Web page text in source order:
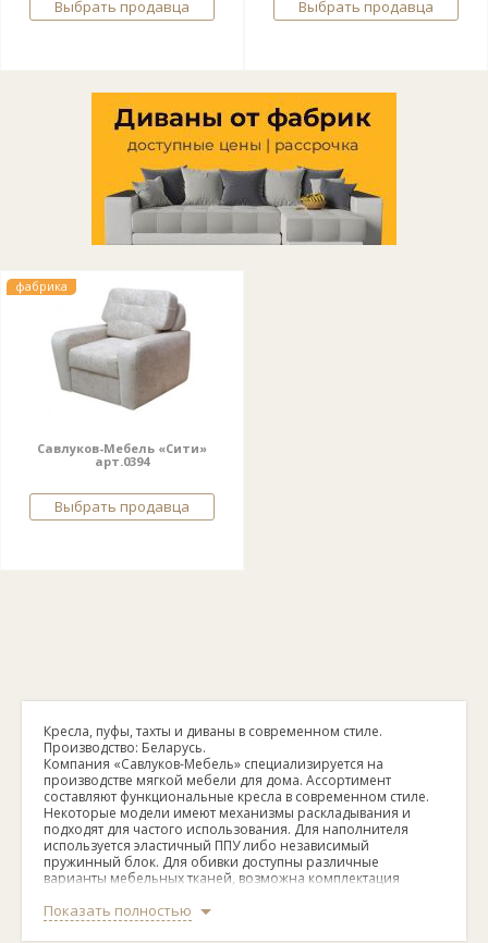
Выбрать продавца Выбрать продавца
фабрика
Савлуков-Мебель «Сити»
арт.0394
Выбрать продавца
Кресла, пуфы, тахты и диваны в современном стиле.
Производство: Беларусь.
Компания «Савлуков-Мебель» специализируется на
производстве мягкой мебели для дома. Ассортимент
составляют функциональные кресла в современном стиле.
Некоторые модели имеют механизмы раскладывания и
подходят для частого использования. Для наполнителя
используется эластичный ППУ либо независимый
пружинный блок. Для обивки доступны различные
варианты мебельных тканей, возможна комплектация
дополнительный комфорт. Ко всем креслам можно
подобрать диваны из соответствующих коллекций.
Показать полностью